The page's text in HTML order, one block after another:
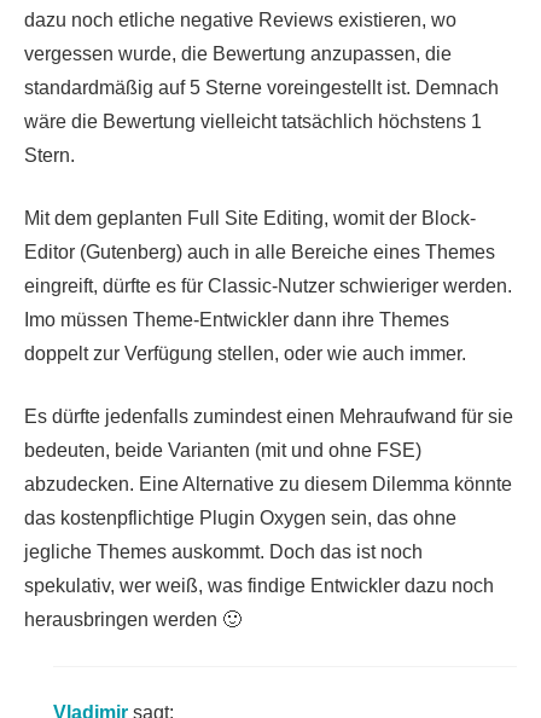
dazu noch etliche negative Reviews existieren, wo
vergessen wurde, die Bewertung anzupassen, die
standardmäßig auf 5 Sterne voreingestellt ist. Demnach
wäre die Bewertung vielleicht tatsächlich höchstens 1
Stern.
Mit dem geplanten Full Site Editing, womit der Block-
Editor (Gutenberg) auch in alle Bereiche eines Themes
eingreift, dürfte es für Classic-Nutzer schwieriger werden.
Imo müssen Theme-Entwickler dann ihre Themes
doppelt zur Verfügung stellen, oder wie auch immer.
Es dürfte jedenfalls zumindest einen Mehraufwand für sie
bedeuten, beide Varianten (mit und ohne FSE)
abzudecken. Eine Alternative zu diesem Dilemma könnte
das kostenpflichtige Plugin Oxygen sein, das ohne
jegliche Themes auskommt. Doch das ist noch
spekulativ, wer weiß, was findige Entwickler dazu noch
herausbringen werden 🙂
Vladimir sagt: